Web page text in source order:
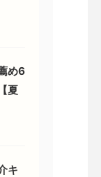
め6
夏
キ